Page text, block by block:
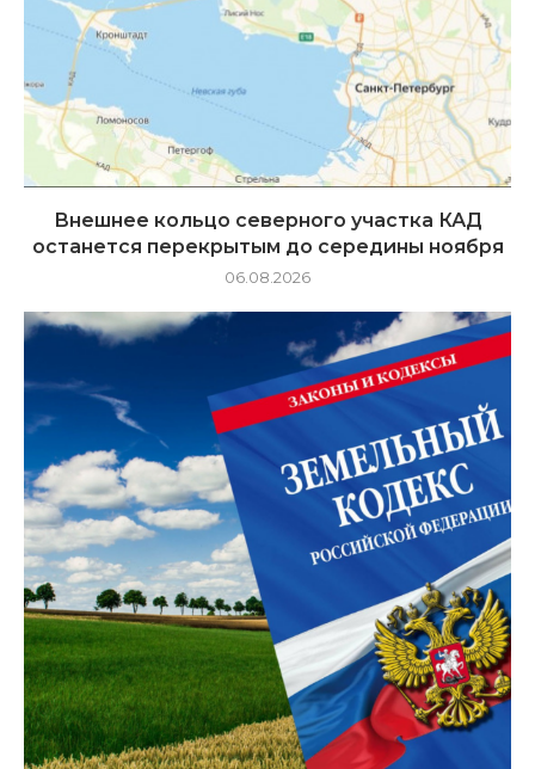
Внешнее кольцо северного участка КАД
останется перекрытым до середины ноября
06.08.2026